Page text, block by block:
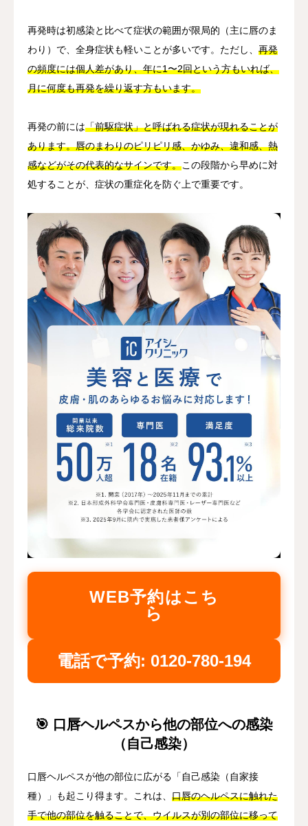
再発時は初感染と比べて症状の範囲が限局的（主に唇のま
わり）で、全身症状も軽いことが多いです。ただし、 再発
の頻度には個人差があり、年に1〜2回という方もいれば、
月に何度も再発を繰り返す方もいます。
再発の前には「前駆症状」と呼ばれる症状が現れることが
あります。唇のまわりのピリピリ感、かゆみ、違和感、熱
感などがその代表的なサインです。この段階から早めに対
処することが、症状の重症化を防ぐ上で重要です。
WEB予約はこち
ら
電話で予約: 0120-780-194
🎯 口唇ヘルペスから他の部位への感染
（自己感染）
口唇ヘルペスが他の部位に広がる「自己感染（自家接
種）」も起こり得ます。これは、 口唇のヘルペスに触れた
手で他の部位を触ることで、ウイルスが別の部位に移って